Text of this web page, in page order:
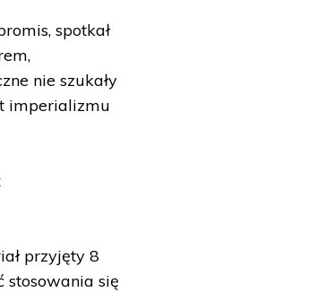
spotkał
nie szukały
imperializmu
przyjęty 8
stosowania się